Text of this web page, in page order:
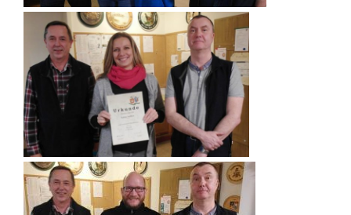
April 2024
März 2024
Februar 2024
Januar 2024
Dezember 2023
November 2023
Oktober 2023
September 2023
August 2023